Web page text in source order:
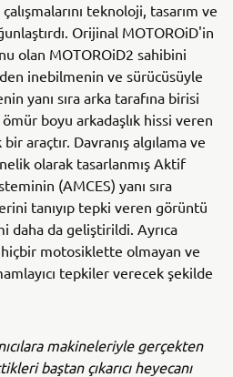
teknoloji, tasarım ve
Orijinal MOTOROiD'in
olan MOTOROiD2 sahibini
inebilmenin ve sürücüsüyle
yanı sıra arka tarafına birisi
boyu arkadaşlık hissi veren
araçtır. Davranış algılama ve
olarak tasarlanmış Aktif
(AMCES) yanı sıra
tanıyıp tepki veren görüntü
daha da geliştirildi. Ayrıca
motosiklette olmayan ve
tepkiler verecek şekilde
makineleriyle gerçekten
baştan çıkarıcı heyecanı